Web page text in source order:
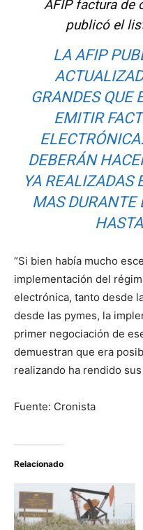
AFIP factura de
publicó el
LA AFIP
GRANDES QUE
EMITIR
DEBERÁN
YA REALIZADAS
MAS DURANTE
“Si bien había mucho
implementación del
electrónica, tanto desde
desde las pymes, la
primer negociación de
demuestran que era
realizando ha rendido
Fuente: Cronista
Relacionado